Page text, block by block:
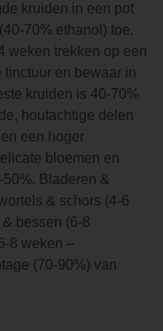
kruiden in een pot
70% ethanol) toe.
weken trekken op een
tinctuur en bewaar in
kruiden is 40-70%
houtachtige delen
een hoger
bloemen en
Bladeren &
& schors (4-6
bessen (6-8
8 weken –
(70-90%) van